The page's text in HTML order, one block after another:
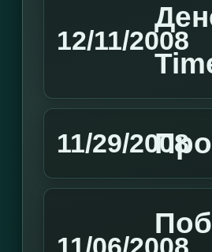
12/11/2008
11/29/2008